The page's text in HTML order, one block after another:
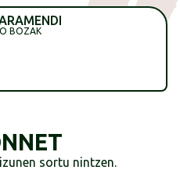
BOZAK
sortu nintzen.